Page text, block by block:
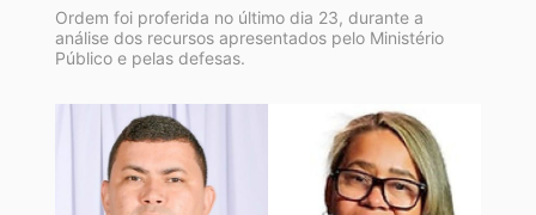
Ordem foi proferida no último dia 23, durante a
análise dos recursos apresentados pelo Ministério
Público e pelas defesas.